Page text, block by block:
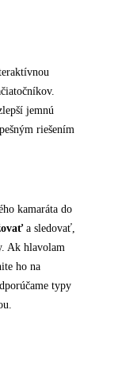
jemnú
riešením
kamaráta do
a sledovať,
Ak hlavolam
ho na
typy